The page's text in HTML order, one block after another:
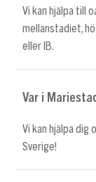
Vi kan hjälpa till
mellanstadiet,
eller IB.
Var i
Vi kan hjälpa dig
Sverige!